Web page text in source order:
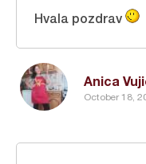
Anica
October 18,
Hvala pozdrav